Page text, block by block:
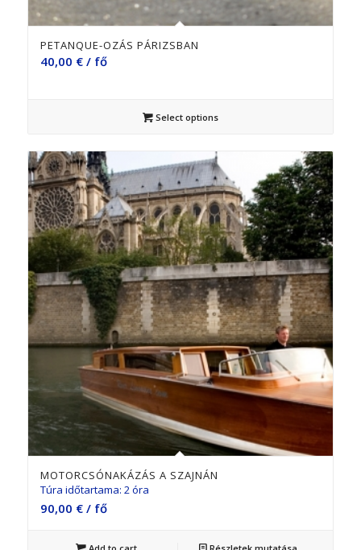
PETANQUE-OZÁS PÁRIZSBAN
40,00 €/ fő
Select options
MOTORCSÓNAKÁZÁS A SZAJNÁN
Túra időtartama: 2 óra
90,00 €/ fő